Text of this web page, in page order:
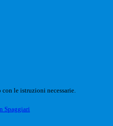
le istruzioni necessarie.
Spaggiari